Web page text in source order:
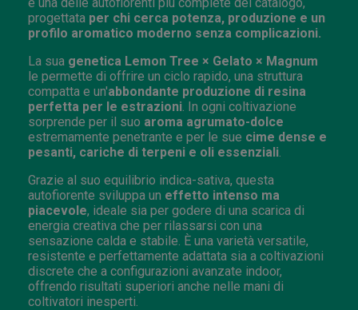
progettata per chi cerca potenza, produzione e un
profilo aromatico moderno senza complicazioni.
La sua genetica Lemon Tree × Gelato × Magnum
le permette di offrire un ciclo rapido, una struttura
compatta e un'abbondante produzione di resina
perfetta per le estrazioni . In ogni coltivazione
sorprende per il suo aroma agrumato-dolce
estremamente penetrante e per le sue cime dense e
pesanti, cariche di terpeni e oli essenziali
Grazie al suo equilibrio indica-sativa, questa
autofiorente sviluppa un effetto intenso ma
piacevole, ideale sia per godere di una scarica di
energia creativa che per rilassarsi con una
sensazione calda e stabile. È una varietà versatile,
resistente e perfettamente adattata sia a coltivazioni
discrete che a configurazioni avanzate indoor,
offrendo risultati superiori anche nelle mani di
coltivatori inesperti.